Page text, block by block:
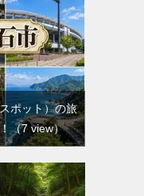
ポット）の旅
（7 view）